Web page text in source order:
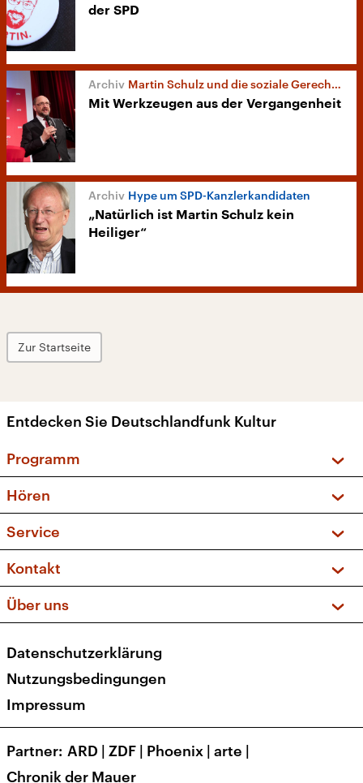
der SPD
Martin Schulz und die soziale Gerechtigkeit
Mit Werkzeugen aus der Vergangenheit
Hype um SPD-Kanzlerkandidaten
„Natürlich ist Martin Schulz kein
Heiliger“
Zur Startseite
Entdecken Sie Deutschlandfunk Kultur
Programm
Sendungen und Podcasts
Musikliste
Kakadu – Das Kinderprogramm
Hören
Frequenzen (UKW + DAB+)
Service
FAQ
Apps
Newsletter
Veranstaltungen
Kontakt
Social Media
Über uns
Presse
Karriere
Transparenz
Datenschutzerklärung
Nutzungsbedingungen
Impressum
Partner ARD | ZDF | Phoenix | arte |
Chronik der Mauer